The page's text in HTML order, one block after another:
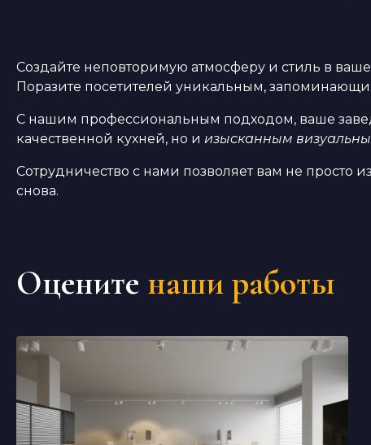
Создайте неповторимую атмосферу и стиль в
Поразите посетителей уникальным,
С нашим профессиональным подходом, ваше
качественной кухней, но и изысканным
Сотрудничество с нами позволяет вам не просто
снова.
Оцените наши работы